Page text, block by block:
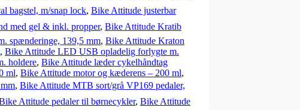
bagstel, m/snap lock, Bike Attitude justerbar
med gel & inkl. propper, Bike Attitude Kratib
spænderinge, 139,5 mm, Bike Attitude Kraton
, Bike Attitude LED USB opladelig forlygte m.
holdere, Bike Attitude læder cykelhåndtag
ml, Bike Attitude motor og kæderens – 200 ml,
, Bike Attitude MTB sort/grå VP169 pedaler,
Attitude pedaler til børnecykler, Bike Attitude